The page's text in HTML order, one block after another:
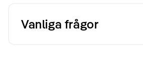
Vanliga frågor